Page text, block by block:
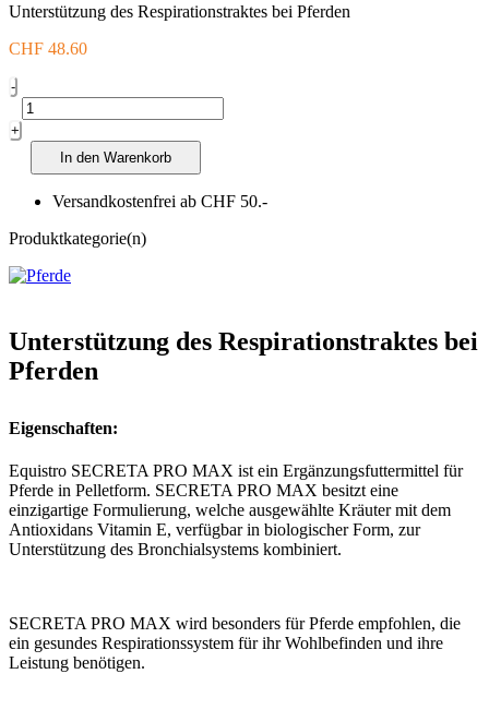
Unterstützung des Respirationstraktes bei Pferden
CHF 48.60
Equistro
Secreta
Pro
Max
-
+
In den Warenkorb
Versandkostenfrei ab CHF 50.-
Produktkategorie(n)
Unterstützung des Respirationstraktes bei
Pferden
Eigenschaften:
Equistro SECRETA PRO MAX ist ein Ergänzungsfuttermittel für
Pferde in Pelletform. SECRETA PRO MAX besitzt eine
einzigartige Formulierung, welche ausgewählte Kräuter mit dem
Antioxidans Vitamin E, verfügbar in biologischer Form, zur
Unterstützung des Bronchialsystems kombiniert.
SECRETA PRO MAX wird besonders für Pferde empfohlen, die
ein gesundes Respirationssystem für ihr Wohlbefinden und ihre
Leistung benötigen.